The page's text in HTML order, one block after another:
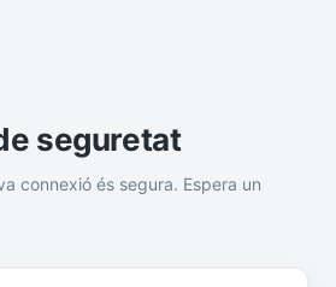
seguretat
connexió és segura. Espera un